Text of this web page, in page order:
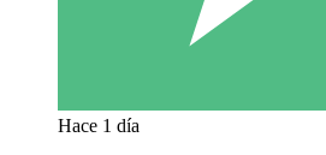
Hace 1 día